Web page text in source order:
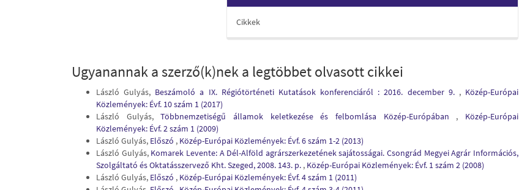
Cikkek
Ugyanannak a szerző(k)nek a legtöbbet olvasott cikkei
László Gulyás, Beszámoló a IX. Régiótörténeti Kutatások konferenciáról : 2016. december 9. , Közép-Európai
Közlemények: Évf. 10 szám 1 (2017)
László Gulyás,Többnemzetiségű államok keletkezése és felbomlása Közép-Európában , Közép-Európai
Közlemények: Évf. 2 szám 1 (2009)
László Gulyás, Előszó , Közép-Európai Közlemények: Évf. 6 szám 1-2 (2013)
László Gulyás, Komarek Levente: A Dél-Alföld agrárszerkezetének sajátosságai. Csongrád Megyei Agrár Információs,
Szolgáltató és Oktatásszervező Kht. Szeged, 2008. 143. p. , Közép-Európai Közlemények: Évf. 1 szám 2 (2008)
László Gulyás, Előszó , Közép-Európai Közlemények: Évf. 4 szám 1 (2011)